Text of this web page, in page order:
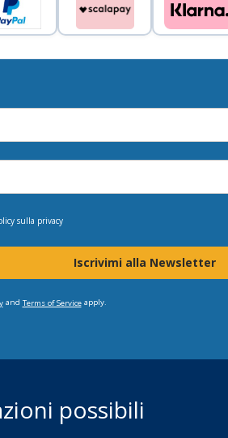
sulla privacy
Iscrivimi alla Newsletter
and Terms of Serviceapply.
possibili